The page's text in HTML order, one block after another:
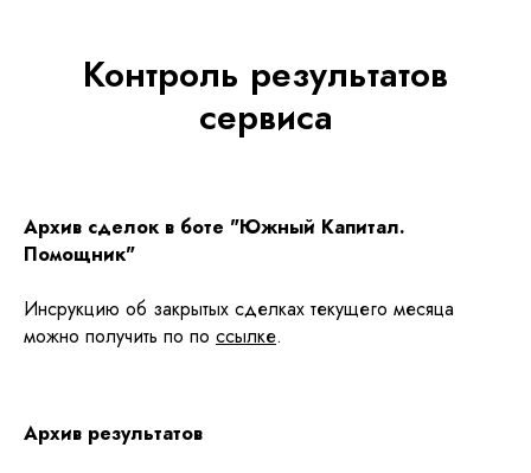
Контроль результатов
сервиса
Архив сделок в боте "Южный Капитал.
Помощник"
Инсрукцию об закрытых сделках текущего месяца
можно получить по по ссылке.
Архив результатов